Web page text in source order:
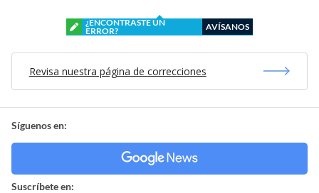
¿ENCONTRASTE UN
ERROR?
AVÍSANOS
Revisa nuestra página de correcciones
Síguenos en:
Suscríbete en: